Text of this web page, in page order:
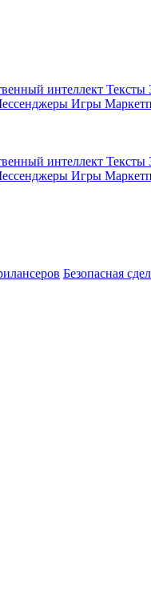
интеллект Тексты
Игры
интеллект Тексты
Игры
Безопасная